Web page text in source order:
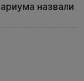
назвали